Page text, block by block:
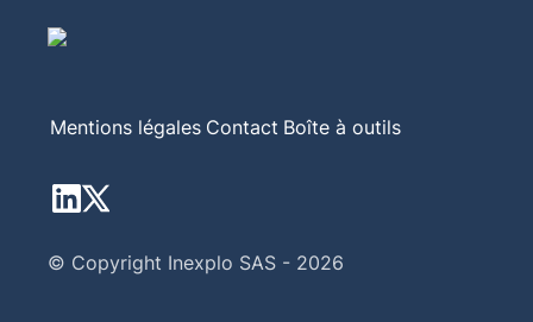
Mentions légales Contact Boîte à outils
© Copyright Inexplo SAS - 2026